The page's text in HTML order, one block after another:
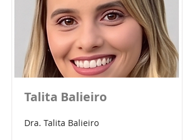
Talita Balieiro
Dra. Talita Balieiro